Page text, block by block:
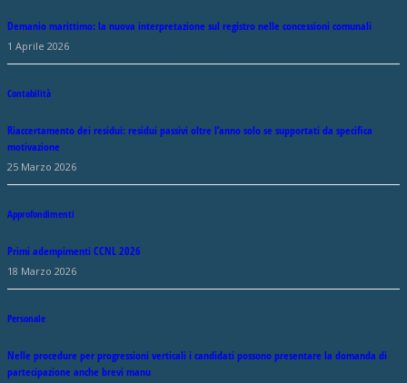
Demanio marittimo: la nuova interpretazione sul registro nelle concessioni comunali
1 Aprile 2026
Contabilità
Riaccertamento dei residui: residui passivi oltre l’anno solo se supportati da specifica
motivazione
25 Marzo 2026
Approfondimenti
Primi adempimenti CCNL 2026
18 Marzo 2026
Personale
Nelle procedure per progressioni verticali i candidati possono presentare la domanda di
partecipazione anche brevi manu